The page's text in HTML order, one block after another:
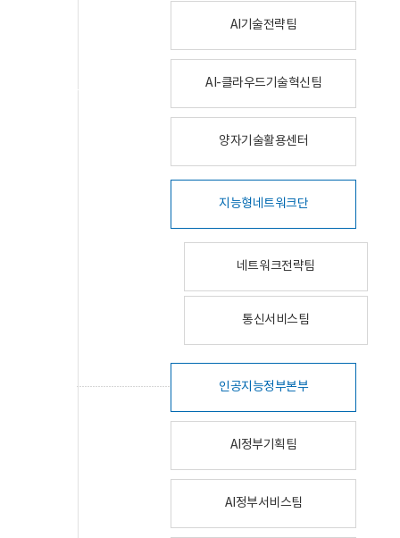
AI기술전략팀
AI-클라우드기술혁신팀
양자기술활용센터
지능형네트워크단
네트워크전략팀
통신서비스팀
인공지능정부본부
AI정부기획팀
AI정부서비스팀